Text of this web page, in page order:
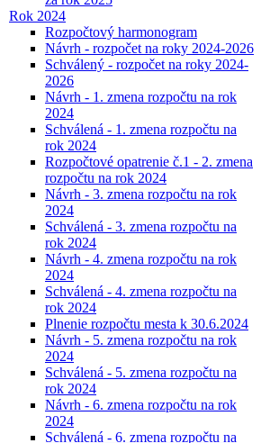
Rok 2024
Rozpočtový harmonogram
Návrh - rozpočet na roky 2024-2026
Schválený - rozpočet na roky 2024-
2026
Návrh - 1. zmena rozpočtu na rok
2024
Schválená - 1. zmena rozpočtu na
rok 2024
Rozpočtové opatrenie č.1 - 2. zmena
rozpočtu na rok 2024
Návrh - 3. zmena rozpočtu na rok
2024
Schválená - 3. zmena rozpočtu na
rok 2024
Návrh - 4. zmena rozpočtu na rok
2024
Schválená - 4. zmena rozpočtu na
rok 2024
Plnenie rozpočtu mesta k 30.6.2024
Návrh - 5. zmena rozpočtu na rok
2024
Schválená - 5. zmena rozpočtu na
rok 2024
Návrh - 6. zmena rozpočtu na rok
2024
Schválená - 6. zmena rozpočtu na